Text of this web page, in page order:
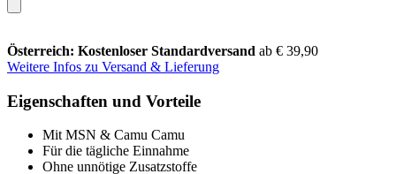
Österreich: Kostenloser Standardversand ab € 39,90
Weitere Infos zu Versand & Lieferung
Eigenschaften und Vorteile
Mit MSN & Camu Camu
Für die tägliche Einnahme
Ohne unnötige Zusatzstoffe